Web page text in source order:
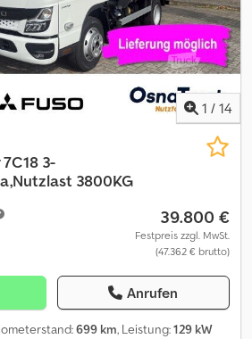
Zulassung, Nebelscheinwerfer,
Rußfilter, Scheckheftgepflegt,
Start-Stopp-Automatik,
Assistent, Zentralverriegelung,
Siehe Bilder abzugeben. Dcedpfx
1 / 14
3-
3800KG
39.800 €
Festpreis zzgl. MwSt.
(47.362 € brutto)
Anrufen
699 km, Leistung:129 kW